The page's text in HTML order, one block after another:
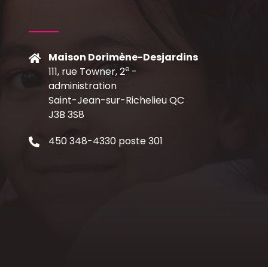
Maison Dorimène-Desjardins
111, rue Towner, 2e -
administration
Saint-Jean-sur-Richelieu QC
J3B 3S8
450 348-4330 poste 301